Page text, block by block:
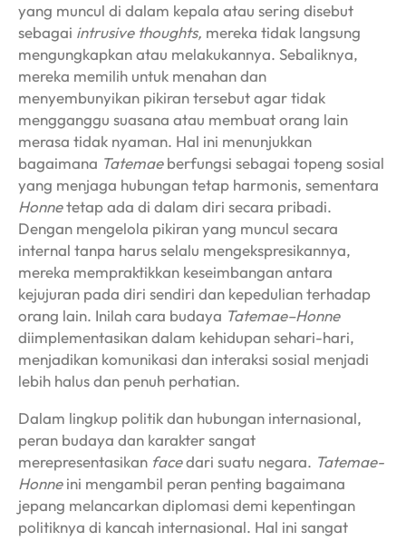
yang muncul di dalam kepala atau sering disebut
sebagai intrusive thoughts, mereka tidak langsung
mengungkapkan atau melakukannya. Sebaliknya,
mereka memilih untuk menahan dan
menyembunyikan pikiran tersebut agar tidak
mengganggu suasana atau membuat orang lain
merasa tidak nyaman. Hal ini menunjukkan
bagaimana Tatemaeberfungsi sebagai topeng sosial
yang menjaga hubungan tetap harmonis, sementara
Honnetetap ada di dalam diri secara pribadi.
Dengan mengelola pikiran yang muncul secara
internal tanpa harus selalu mengekspresikannya,
mereka mempraktikkan keseimbangan antara
kejujuran pada diri sendiri dan kepedulian terhadap
orang lain. Inilah cara budaya Tatemae–Honne
diimplementasikan dalam kehidupan sehari-hari,
menjadikan komunikasi dan interaksi sosial menjadi
lebih halus dan penuh perhatian.
Dalam lingkup politik dan hubungan internasional,
peran budaya dan karakter sangat
merepresentasikan facedari suatu negara. Tatemae-
Honneini mengambil peran penting bagaimana
jepang melancarkan diplomasi demi kepentingan
politiknya di kancah internasional. Hal ini sangat